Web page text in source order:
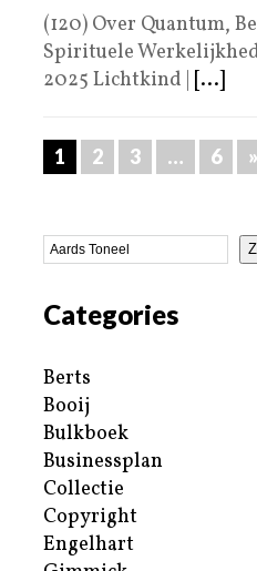
(120) Over Quantum,
Spirituele
2025 Lichtkind | [...]
1 2 3 … 6 »
Categories
Berts
Booij
Bulkboek
Businessplan
Collectie
Copyright
Engelhart